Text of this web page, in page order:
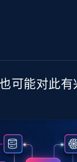
可能对此有